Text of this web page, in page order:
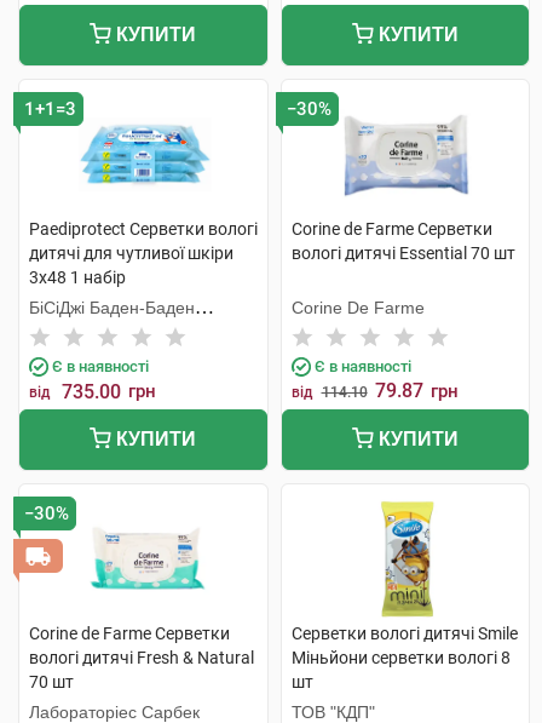
КУПИТИ КУПИТИ
1+1=3
Paediprotect Серветки вологі
дитячі для чутливої шкіри
3х48 1 набір
БіСіДжі Баден-Баден
Косметікс Груп Гмбх
Є в наявності
від 735.00 грн
КУПИТИ
−30%
Corine de Farme Серветки
вологі дитячі Essential 70 шт
Corine De Farme
Є в наявності
від 114.10 79.87 грн
КУПИТИ
−30%
Corine de Farme Серветки
вологі дитячі Fresh & Natural
70 шт
Лабораторіес Сарбек
Серветки вологі дитячі Smile
Міньйони серветки вологі 8
шт
ТОВ "КДП"